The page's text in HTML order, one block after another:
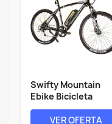
Swifty Mountain
Ebike Bicicleta
eléctrica todo...
VER OFERTA